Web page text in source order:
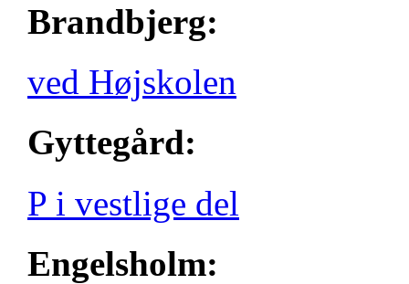
Brandbjerg:
ved Højskolen
Gyttegård:
P i vestlige del
Engelsholm: